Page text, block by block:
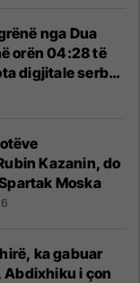
nga Dua
orën 04:28 të
digjitale serbe
Kazanin, do
Moska
ka gabuar
i çon